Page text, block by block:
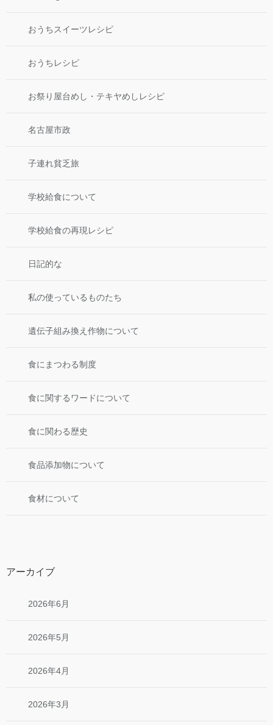
おうちスイーツレシピ
おうちレシピ
お祭り屋台めし・テキヤめしレシピ
名古屋市政
子連れ貧乏旅
学校給食について
学校給食の再現レシピ
日記的な
私の使っているものたち
遺伝子組み換え作物について
食にまつわる制度
食に関するワードについて
食に関わる歴史
食品添加物について
食材について
アーカイブ
2026年6月
2026年5月
2026年4月
2026年3月